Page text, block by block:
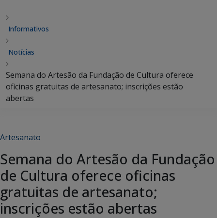
Informativos
Notícias
Semana do Artesão da Fundação de Cultura oferece
oficinas gratuitas de artesanato; inscrições estão
abertas
Artesanato
Semana do Artesão da Fundação
de Cultura oferece oficinas
gratuitas de artesanato;
inscrições estão abertas